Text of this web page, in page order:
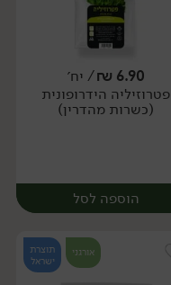
יח׳
6.90
₪/ יח׳
פטרוזיליה הידרופונית
(כשרות מהדרין)
הוספה לסל
אורגני
תוצרת
ישראל